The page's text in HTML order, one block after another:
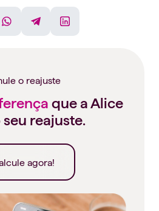
WhatsAppTelegramLinkedin
o reajuste
que a Alice
reajuste.
agora!